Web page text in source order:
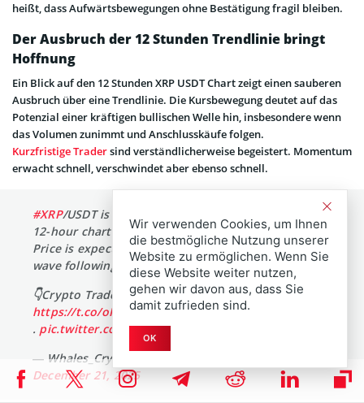
heißt, dass Aufwärtsbewegungen ohne Bestätigung fragil bleiben.
Der Ausbruch der 12 Stunden Trendlinie bringt
Hoffnung
Ein Blick auf den 12 Stunden XRP USDT Chart zeigt einen sauberen
Ausbruch über eine Trendlinie. Die Kursbewegung deutet auf das
Potenzial einer kräftigen bullischen Welle hin, insbesondere wenn
das Volumen zunimmt und Anschlusskäufe folgen.
Kurzfristige Tradersind verständlicherweise begeistert. Momentum
erwacht schnell, verschwindet aber ebenso schnell.
#XRP/USDT is showing a trendline breakout on the
12-hour chart
Price is expected to experience a strong bullish
wave following this breakout
👇Crypto Traders-join Telegram👇
https://t.co/oRAVD0i3ly
. pic.twitter.com/22KgR3ZyW7
— Whales_Crypto_Trading 🐋 (@WHALES_CRYPTOt)
December 21, 2025
Wir verwenden Cookies, um Ihnen
die bestmögliche Nutzung unserer
Website zu ermöglichen. Wenn Sie
diese Website weiter nutzen,
gehen wir davon aus, dass Sie
damit zufrieden sind.
OK